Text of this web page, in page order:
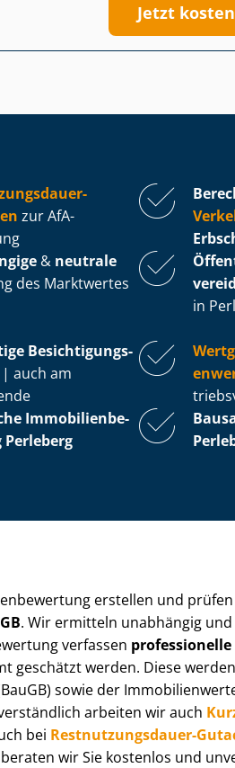
Jetzt
zur AfA-
& neutrale
des Marktwertes
in
Be­sich­ti­gungs­
| auch am
Im­mo­bi­li­en­be­
Perleberg
erstellen und
. Wir ermitteln unabhängig
verfassen
geschätzt werden. Diese
sowie der
arbeiten wir auch
bei Rest­nut­zungs­dau­er-
wir Sie kostenlos und